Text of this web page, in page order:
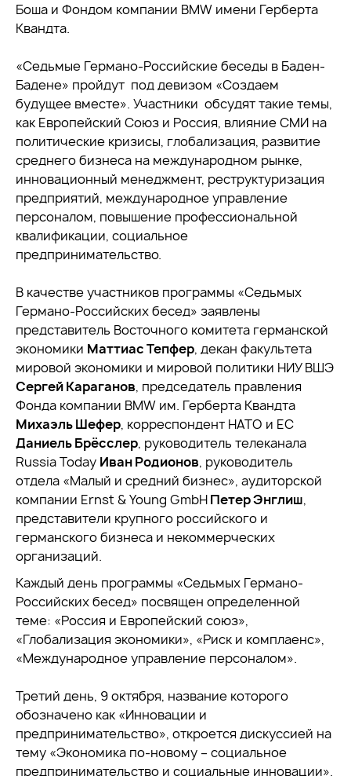
Боша и Фондом компании BMW имени Герберта
Квандта.
«Седьмые Германо-Российские беседы в Баден-
Бадене» пройдут под девизом «Создаем
будущее вместе». Участники обсудят такие темы,
как Европейский Союз и Россия, влияние СМИ на
политические кризисы, глобализация, развитие
среднего бизнеса на международном рынке,
инновационный менеджмент, реструктуризация
предприятий, международное управление
персоналом, повышение профессиональной
квалификации, социальное
предпринимательство.
В качестве участников программы «Cедьмых
Германо-Российских бесед» заявлены
представитель Восточного комитета германской
экономики Маттиас Тепфер, декан факультета
мировой экономики и мировой политики НИУ ВШЭ
Сергей Караганов, председатель правления
Фонда компании BMW им. Герберта Квандта
Михаэль Шефер, корреспондент НАТО и ЕС
Даниель Брёсслер, руководитель телеканала
Russia Today Иван Родионов, руководитель
отдела «Малый и средний бизнес», аудиторской
компании Ernst & Young GmbHПетер Энглиш,
представители крупного российского и
германского бизнеса и некоммерческих
организаций.
Каждый день программы «Cедьмых Германо-
Российских бесед» посвящен определенной
теме: «Россия и Европейский союз»,
«Глобализация экономики», «Риск и комплаенс»,
«Международное управление персоналом».
Третий день, 9 октября, название которого
обозначено как «Инновации и
предпринимательство», откроется дискуссией на
тему «Экономика по-новому – социальное
предпринимательство и социальные инновации».